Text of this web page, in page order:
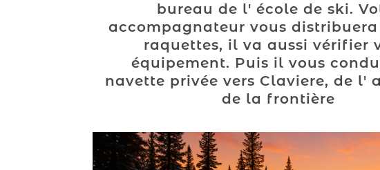
bureau de l' école de ski.
accompagnateur vous
raquettes, il va aussi vérifier
équipement. Puis il vous
navette privée vers Claviere, de l'
de la frontière